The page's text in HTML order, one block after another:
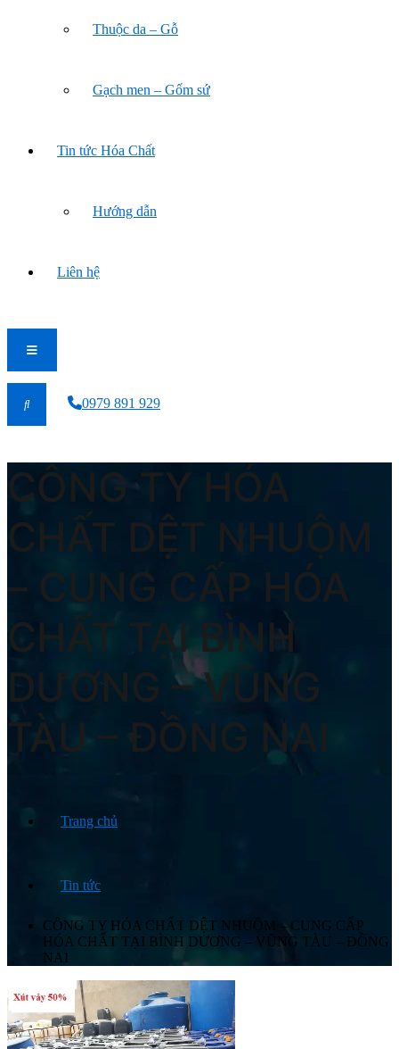
Thuộc da – Gỗ
Gạch men – Gốm sứ
Tin tức Hóa Chất
Hướng dẫn
Liên hệ
0979 891 929
CÔNG TY HÓA
CHẤT DỆT NHUỘM
– CUNG CẤP HÓA
CHẤT TẠI BÌNH
DƯƠNG – VŨNG
TÀU – ĐỒNG NAI
Trang chủ
Tin tức
CÔNG TY HÓA CHẤT DỆT NHUỘM – CUNG CẤP
HÓA CHẤT TẠI BÌNH DƯƠNG – VŨNG TÀU – ĐỒNG
NAI